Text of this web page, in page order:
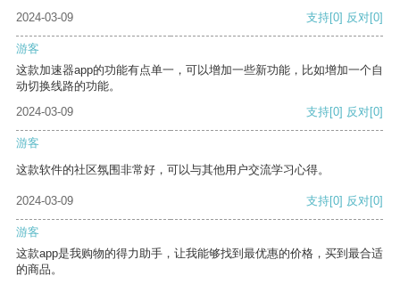
2024-03-09
支持[0] 反对[0]
游客
这款加速器app的功能有点单一，可以增加一些新功能，比如增加一个自
动切换线路的功能。
2024-03-09
支持[0] 反对[0]
游客
这款软件的社区氛围非常好，可以与其他用户交流学习心得。
2024-03-09 支持[0] 反对[0]
游客
这款app是我购物的得力助手，让我能够找到最优惠的价格，买到最合适
的商品。